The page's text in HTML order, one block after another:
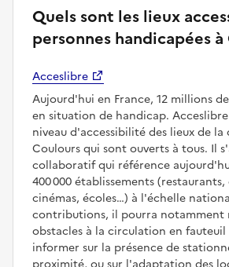
Quels sont les lieux
personnes handicapées à
Acceslibre
Aujourd'hui en France, 12 millions
en situation de handicap.
niveau d'accessibilité des lieux de la
Coulours qui sont ouverts à tous. Il
collaboratif qui référence
400 000 établissements
cinémas, écoles…) à l'échelle
contributions, il pourra notamment
obstacles à la circulation en
informer sur la présence de